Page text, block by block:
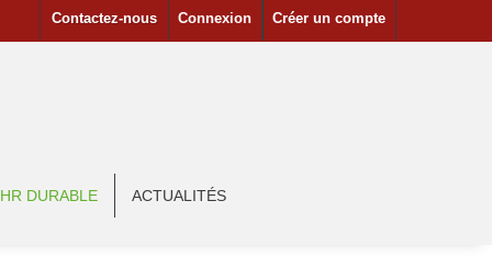
Créer un compte
Connexion
Contactez-nous
DURABLE ACTUALITÉS